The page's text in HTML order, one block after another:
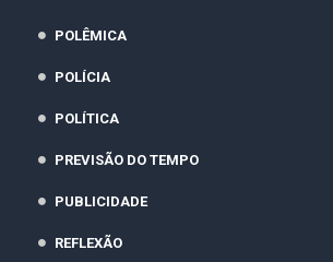
POLÊMICA
POLÍCIA
POLÍTICA
PREVISÃO DO TEMPO
PUBLICIDADE
REFLEXÃO